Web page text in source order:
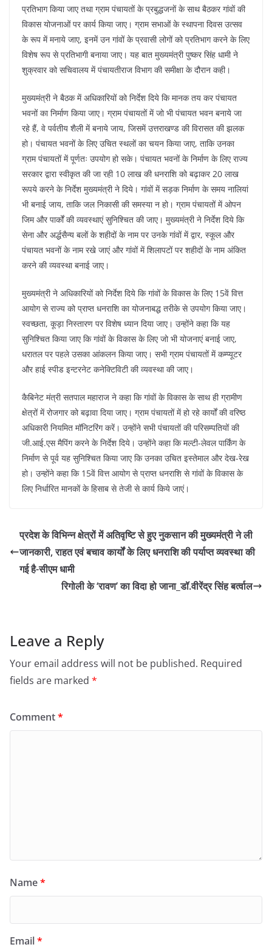
प्रतिभाग किया जाए तथा ग्राम पंचायतों के प्रबुद्धजनों के साथ बैठकर गांवों की
विकास योजनाओं पर कार्य किया जाए। ग्राम सभाओं के स्थापना दिवस उत्सव
के रूप में मनाये जाए, इनमें उन गांवों के प्रवासी लोगों को प्रतिभाग करने के लिए
विशेष रूप से प्रतिभागी बनाया जाए। यह बात मुख्यमंत्री पुष्कर सिंह धामी ने
शुक्रवार को सचिवालय में पंचायतीराज विभाग की समीक्षा के दौरान कही।
मुख्यमंत्री ने बैठक में अधिकारियों को निर्देश दिये कि मानक तय कर पंचायत
भवनों का निर्माण किया जाए। ग्राम पंचायतों में जो भी पंचायत भवन बनाये जा
रहे हैं, वे पर्वतीय शैली में बनाये जाय, जिसमें उत्तराखण्ड की विरासत की झलक
हो। पंचायत भवनों के लिए उचित स्थलों का चयन किया जाए, ताकि उनका
ग्राम पंचायतों में पूर्णतः उपयोग हो सके। पंचायत भवनों के निर्माण के लिए राज्य
सरकार द्वारा स्वीकृत की जा रही 10 लाख की धनराशि को बढ़ाकर 20 लाख
रूपये करने के निर्देश मुख्यमंत्री ने दिये। गांवों में सड़क निर्माण के समय नालियां
भी बनाई जाय, ताकि जल निकासी की समस्या न हो। ग्राम पंचायतों में ओपन
जिम और पार्कों की व्यवस्थाएं सुनिश्चित की जाए। मुख्यमंत्री ने निर्देश दिये कि
सेना और अर्द्धसैन्य बलों के शहीदों के नाम पर उनके गांवों में द्वार, स्कूल और
पंचायत भवनों के नाम रखे जाएं और गांवों में शिलापटों पर शहीदों के नाम अंकित
करने की व्यवस्था बनाई जाए।
मुख्यमंत्री ने अधिकारियों को निर्देश दिये कि गांवों के विकास के लिए 15वें वित्त
आयोग से राज्य को प्राप्त धनराशि का योजनाबद्ध तरीके से उपयोग किया जाए।
स्वच्छता, कूड़ा निस्तारण पर विशेष ध्यान दिया जाए। उन्होंने कहा कि यह
सुनिश्चित किया जाए कि गांवों के विकास के लिए जो भी योजनाएं बनाई जाए,
धरातल पर पहले उसका आंकलन किया जाए। सभी ग्राम पंचायतों में कम्प्यूटर
और हाई स्पीड इन्टरनेट कनेक्टिविटी की व्यवस्था की जाए।
कैबिनेट मंत्री सतपाल महाराज ने कहा कि गांवों के विकास के साथ ही ग्रामीण
क्षेत्रों में रोजगार को बढ़ावा दिया जाए। ग्राम पंचायतों में हो रहे कार्यों की वरिष्ठ
अधिकारी नियमित मॉनिटरिंग करें। उन्होंने सभी पंचायतों की परिसम्पतियों की
जी.आई.एस मैपिंग करने के निर्देश दिये। उन्होंने कहा कि मल्टी-लेवल पार्किंग के
निर्माण से पूर्व यह सुनिश्चित किया जाए कि उनका उचित इस्तेमाल और देख-रेख
हो। उन्होंने कहा कि 15वें वित्त आयोग से प्राप्त धनराशि से गांवों के विकास के
लिए निर्धारित मानकों के हिसाब से तेजी से कार्य किये जाएं।
प्रदेश के विभिन्न क्षेत्रों में अतिवृष्टि से हुए नुकसान की मुख्यमंत्री ने ली
जानकारी, राहत एवं बचाव कार्यों के लिए धनराशि की पर्याप्त व्यवस्था की
गई है-सीएम धामी
रिगोली के ‘रावण’ का विदा हो जाना_डॉ.वीरेंद्र सिंह बर्त्वाल
Leave a Reply
Your email address will not be published. Required
fields are marked *
Comment*
Name*
Email*